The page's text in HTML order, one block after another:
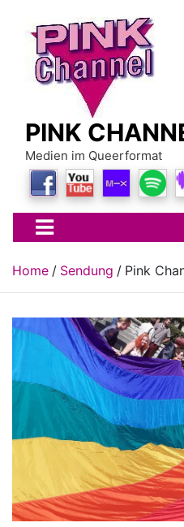
content
PINK
Medien im Queerformat
Home Sendung Pink